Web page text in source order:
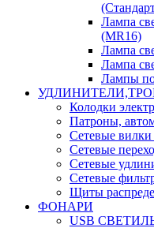
Лампа
(MR16)
Лампа
Лампа
Лампы
Колодки
Патроны,
Сетевые вилки
Сетевые
Сетевые
Сетевые
Щиты
ФОНАРИ
USB